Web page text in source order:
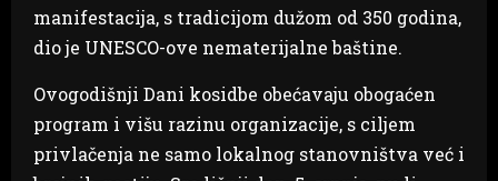
manifestacija, s tradicijom dužom od 350 godina,
dio je UNESCO-ove nematerijalne baštine.
Ovogodišnji Dani kosidbe obećavaju obogaćen
program i višu razinu organizacije, s ciljem
privlačenja ne samo lokalnog stanovništva već i